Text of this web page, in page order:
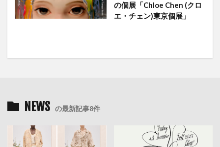
の個展「Chloe Chen (クロ
エ・チェン)東京個展」
NEWS の最新記事8件